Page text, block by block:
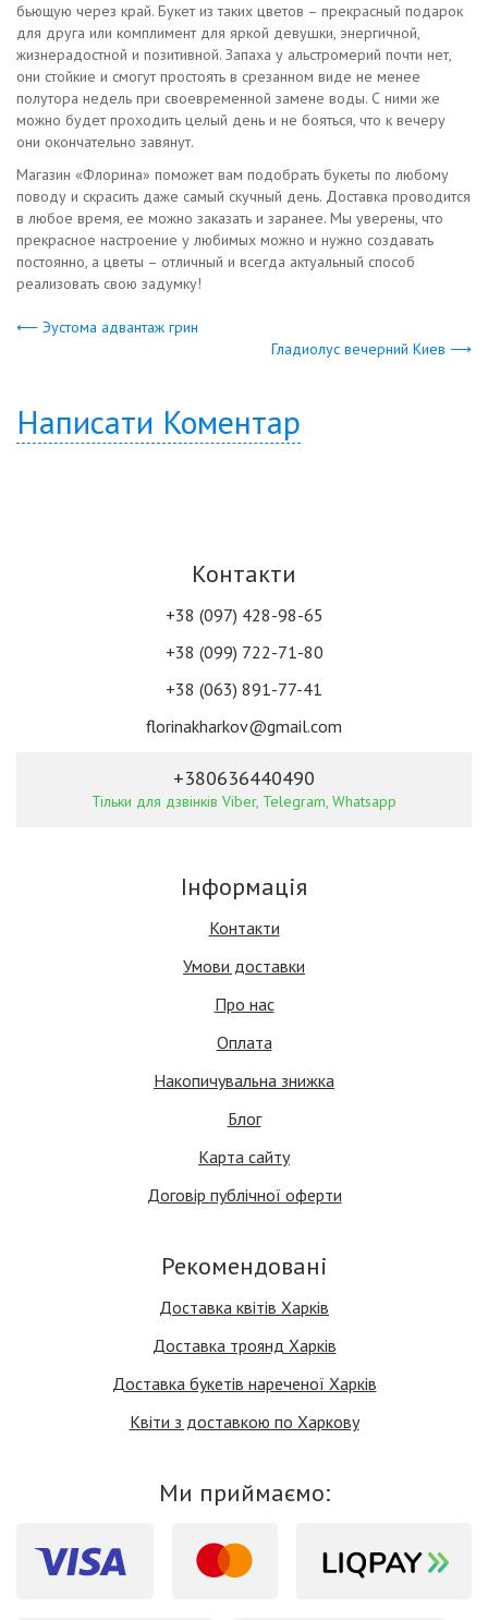
бьющую через край. Букет из таких цветов – прекрасный подарок
для друга или комплимент для яркой девушки, энергичной,
жизнерадостной и позитивной. Запаха у альстромерий почти нет,
они стойкие и смогут простоять в срезанном виде не менее
полутора недель при своевременной замене воды. С ними же
можно будет проходить целый день и не бояться, что к вечеру
они окончательно завянут.
Магазин «Флорина» поможет вам подобрать букеты по любому
поводу и скрасить даже самый скучный день. Доставка проводится
в любое время, ее можно заказать и заранее. Мы уверены, что
прекрасное настроение у любимых можно и нужно создавать
постоянно, а цветы – отличный и всегда актуальный способ
реализовать свою задумку!
⟵ Эустома адвантаж грин
Гладиолус вечерний Киев ⟶
Написати Коментар
Контакти
+38 (097) 428-98-65
+38 (099) 722-71-80
+38 (063) 891-77-41
florinakharkov@gmail.com
+380636440490
Тільки для дзвінків Viber, Telegram, Whatsapp
Інформація
Контакти
Умови доставки
Про нас
Оплата
Накопичувальна знижка
Блог
Карта сайту
Договір публічної оферти
Рекомендовані
Доставка квітів Харків
Доставка троянд Харків
Доставка букетів нареченої Харків
Квіти з доставкою по Харкову
Ми приймаємо: